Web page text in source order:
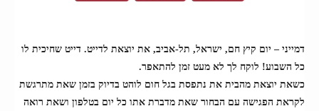
דמייני – יום קיץ חם, ישראל, תל-אביב, את יוצאת לדייט. דייט שחיכית לו
כל השבוע! לוקח לך לא מעט זמן להתאפר.
כשאת יוצאת מהבית את נתפסת בגל חום לוהט בדיוק בזמן שאת מתרגשת
לקראת הפגישה עם הבחור שאת מדברת אתו כל יום בטלפון ושאת רואה